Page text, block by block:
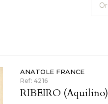
ANATOLE FRANCE
Ref: 4216
RIBEIRO (Aquilino)